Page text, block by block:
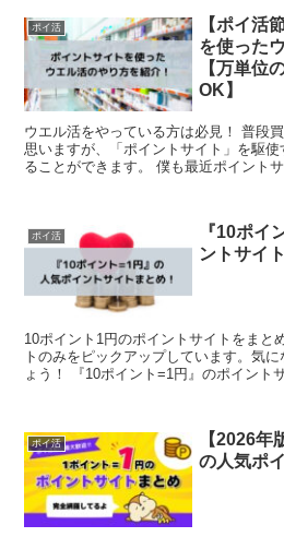
ポイ活
【ポイ活
を使った
【万単位
OK】
ウエル活をやっている方は必見！ 普段買い物でTポイントを貯めると
思いますが、「ポイントサイト」を駆
ることができます。 僕も最近ポイントサイトで貯めたポイントをTポ
ポイ活
『10ポイ
ントサイ
10ポイント1円のポイントサイトをまとめました。 主要
トのみをピックアップしています。気
ょう！ 『10ポイント=1円』のポイントサイトを比較！ ECナビポイ
ポイ活
【2026年
の人気ポ